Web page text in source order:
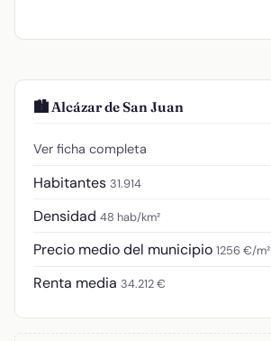
🏙️ Alcázar de San Juan
Ver ficha completa
Habitantes 31.914
Densidad 48 hab/km²
Precio medio del municipio 1256 €/m²
Renta media 34.212 €